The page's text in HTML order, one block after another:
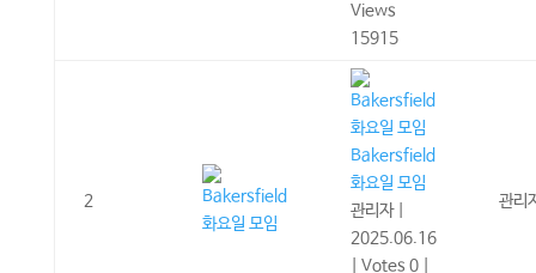
Views
15915
2
Bakersfield
화요일 모임
관리자
2025.06.16
Votes 0
관리